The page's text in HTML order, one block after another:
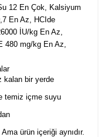
12 En Çok, Kalsiyum
En Az, HCIde
İU/kg En Az,
480 mg/kg En Az,
kalan bir yerde
temiz içme suyu
ürün içeriği aynıdır.